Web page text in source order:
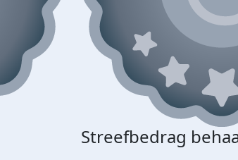
Streefbedrag